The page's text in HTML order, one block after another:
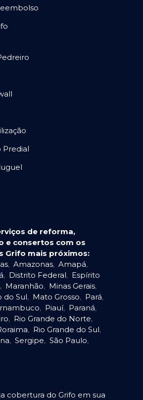
Predial
de reforma,
e consertos com os
Grifo mais próximos:
, Amazonas, Amapá,
, Distrito Federal, Espírito
, Maranhão, Minas Gerais,
do Sul, Mato Grosso, Pará,
, Piauí, Paraná,
, Rio Grande do Norte,
, Rio Grande do Sul,
, Sergipe, São Paulo,
cobertura do Grifo em sua